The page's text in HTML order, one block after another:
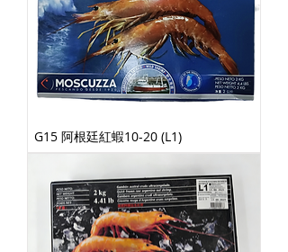
G15 阿根廷紅蝦10-20 (L1)